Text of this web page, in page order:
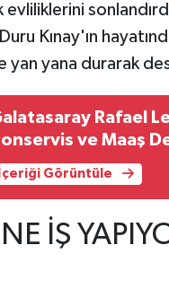
evliliklerini
Kınay'ın
yana durarak
Rafael
ve Maaş
İçeriği Görüntüle
İŞ